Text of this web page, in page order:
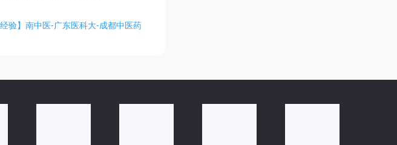
验】南中医-广东医科大-成都中医药